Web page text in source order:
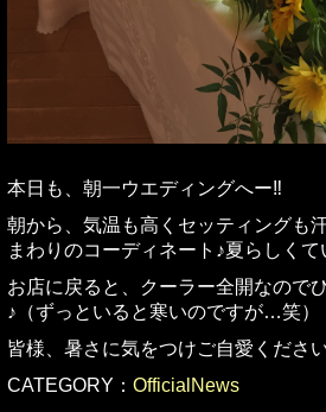
本日も、朝一ウエディングへー‼︎
朝から、気温も高くセッティングも
まわりのコーディネート♪夏らしくて
お店に戻ると、クーラー全開なので
♪（ずっといると寒いのですが…笑）
皆様、暑さに気をつけご自愛くださ
CATEGORY： OfficialNews